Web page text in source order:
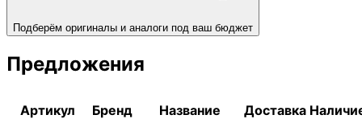
Подберём оригиналы и аналоги под ваш бюджет
Предложения
Артикул Бренд Название Доставка